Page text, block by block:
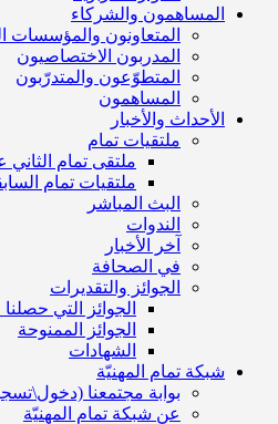
المساهمون والشركاء
المتعاونون والمؤسسات
المدربون الاختصاصيون
المتطوّعون والمتدرّبون
المساهمون
الأحداث والأخبار
ملتقيات تمام
ملتقى تمام الثاني
ملتقيات تمام
البث المباشر
الندوات
آخر الأخبار
في الصحافة
الجوائز والتقديرات
الجوائز التي
الجوائز الممنوحة
الشهادات
شبكة تمام المهنيّة
بوابة مجتمعنا
عن شبكة تمام المهنيّة